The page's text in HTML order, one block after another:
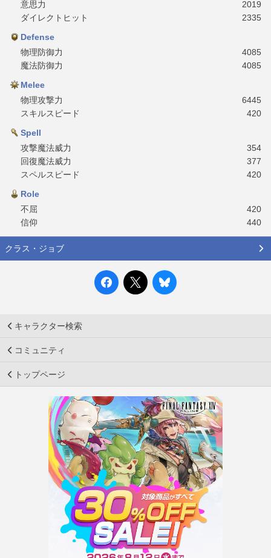
意思力
2019
ダイレクトヒット
2335
Defense
物理防御力
4085
魔法防御力
4085
Melee
物理攻撃力
6445
スキルスピード
420
Spell
攻撃魔法威力
354
回復魔法威力
377
スペルスピード
420
Role
不屈
420
信仰
440
クラス・ジョブ
キャラクター検索
コミュニティ
トップページ